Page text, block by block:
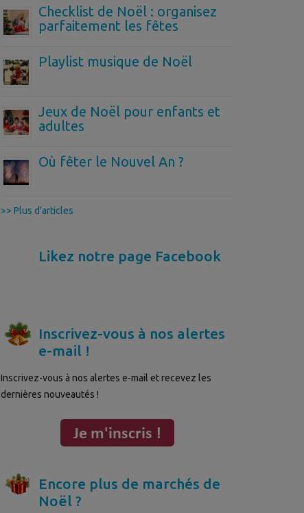
Checklist de Noël : organisez
parfaitement les fêtes
Playlist musique de Noël
Jeux de Noël pour enfants et
adultes
Où fêter le Nouvel An ?
>> Plus d'articles
Likez notre page Facebook
Inscrivez-vous à nos alertes
e-mail !
Inscrivez-vous à nos alertes e-mail et recevez les
dernières nouveautés !
Encore plus de marchés de
Noël ?